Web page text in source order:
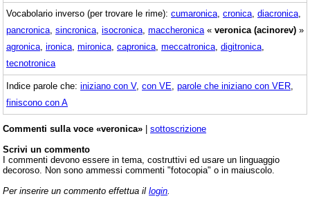
Vocabolario inverso (per trovare le rime): cumaronica cronica diacronica
pancronica sincronica isocronica maccheronica « veronica (acinorev) »
agronica ironica mironica capronica meccatronica digitronica
tecnotronica
Indice parole che: iniziano con V, con VE parole che iniziano con VER
finiscono con A
Commenti sulla voce «veronica» | sottoscrizione
Scrivi un commento
I commenti devono essere in tema, costruttivi ed usare un linguaggio
decoroso. Non sono ammessi commenti "fotocopia" o in maiuscolo.
Per inserire un commento effettua il login